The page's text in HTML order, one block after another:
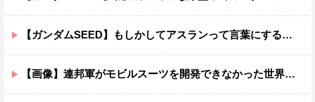
【ガンダムSEED】もしかしてアスランって言葉にするのが下手なだけでめっちゃいい人なのでは？
【画像】連邦軍がモビルスーツを開発できなかった世界線のガンダムｗｗｗｗｗｗｗ